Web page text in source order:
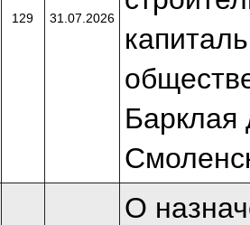
129 31.07.2026
Барклая
О